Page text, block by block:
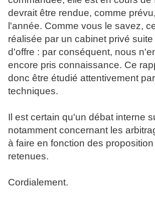
devrait être rendue, comme
l'année. Comme vous le savez,
réalisée par un cabinet privé suite
d'offre : par conséquent, nous
encore pris connaissance. Ce
donc être étudié attentivement
techniques.
Il est certain qu'un débat interne
notamment concernant les
à faire en fonction des
retenues.
Cordialement.